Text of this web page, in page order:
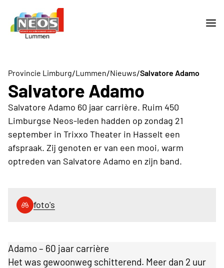
Provincie Limburg/Lummen/Nieuws/Salvatore Adamo
Salvatore Adamo
Salvatore Adamo 60 jaar carrière. Ruim 450
Limburgse Neos-leden hadden op zondag 21
september in Trixxo Theater in Hasselt een
afspraak. Zij genoten er van een mooi, warm
optreden van Salvatore Adamo en zijn band.
foto's
Adamo – 60 jaar carrière
Het was gewoonweg schitterend. Meer dan 2 uur